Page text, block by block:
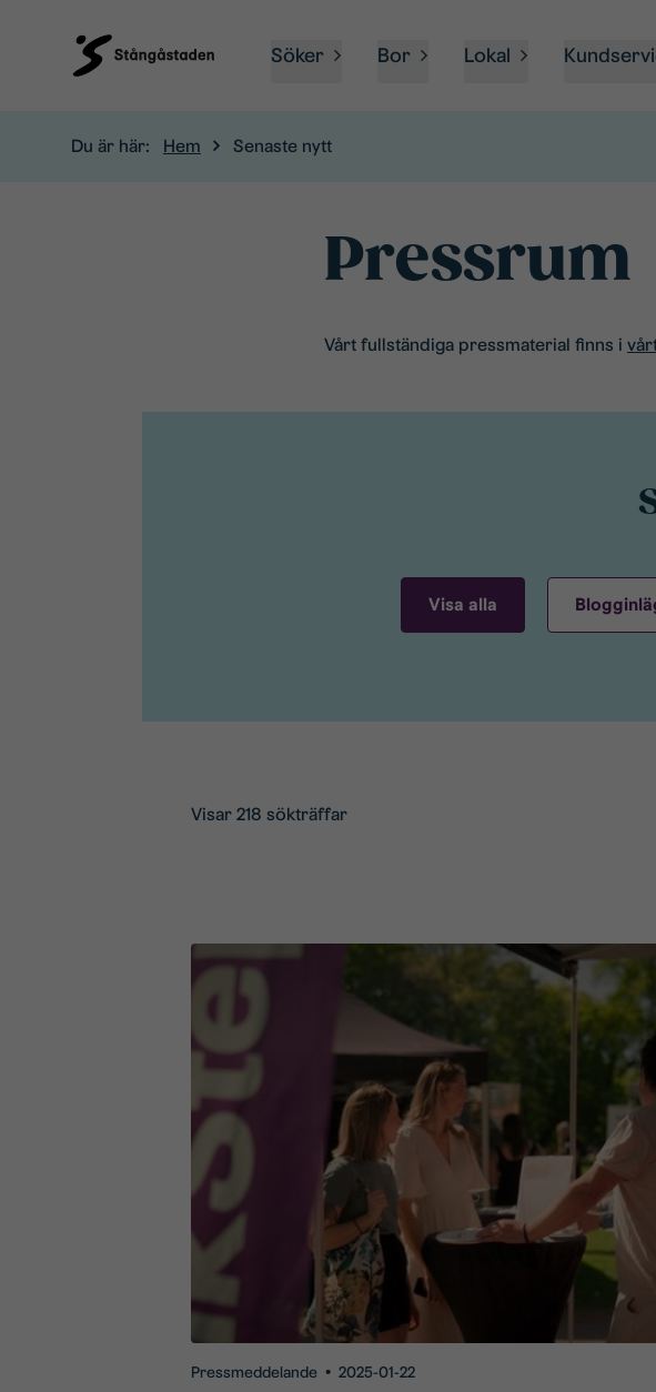
Söker Bor Lokal
Du är här: Hem Senaste nytt
Pressrum
Vårt fullständiga pressmaterial finns i
Visa alla
Visar 218 sökträffar
Pressmeddelande • 2025-01-22